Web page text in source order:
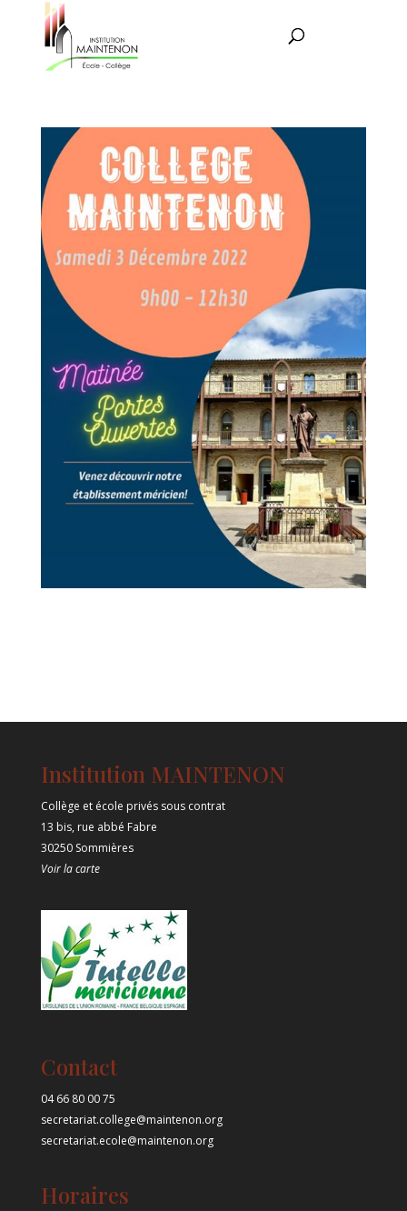
Institution MAINTENON
Collège et école privés sous contrat
13 bis, rue abbé Fabre
30250 Sommières
Voir la carte
Contact
04 66 80 00 75
secretariat.college@maintenon.org
secretariat.ecole@maintenon.org
Horaires